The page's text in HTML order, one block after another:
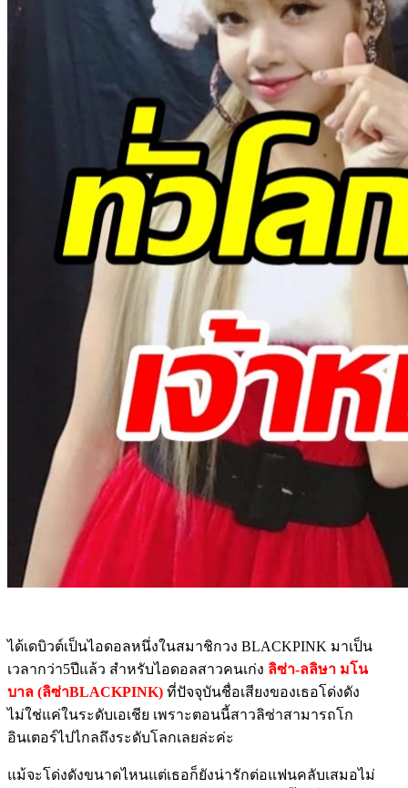
ได้เดบิวต์เป็นไอดอลหนึ่งในสมาชิกวง BLACKPINK มาเป็น
เวลากว่า5ปีแล้ว สำหรับไอดอลสาวคนเก่ง ลิซ่า-ลลิษา มโน
บาล (ลิซ่าBLACKPINK) ที่ปัจจุบันชื่อเสียงของเธอโด่งดัง
ไม่ใช่แค่ในระดับเอเชีย เพราะตอนนี้สาวลิซ่าสามารถโก
อินเตอร์ไปไกลถึงระดับโลกเลยล่ะค่ะ
แม้จะโด่งดังขนาดไหนแต่เธอก็ยังน่ารักต่อแฟนคลับเสมอไม่